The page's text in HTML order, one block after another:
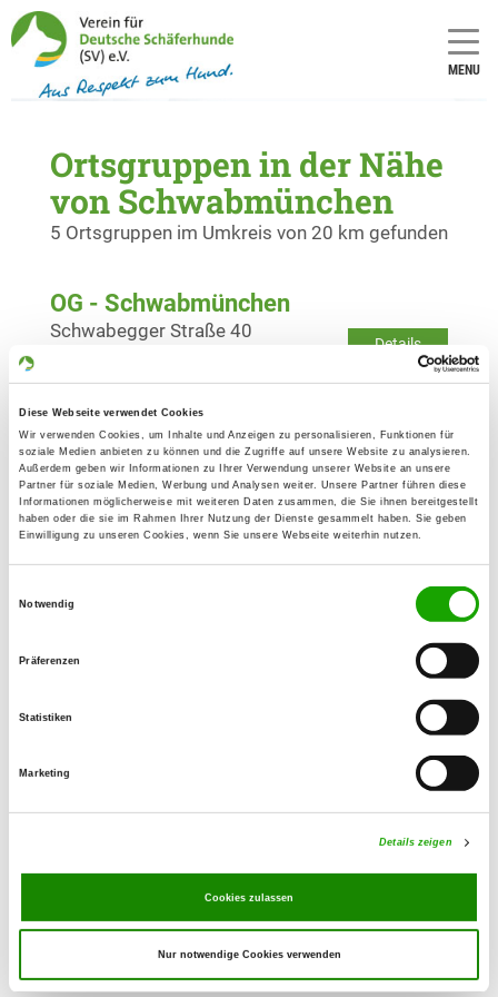
Diese Webseite verwendet Cookies
Wir verwenden Cookies, um Inhalte und Anzeigen zu personalisieren, Funktionen für
soziale Medien anbieten zu können und die Zugriffe auf unsere Website zu analysieren.
Außerdem geben wir Informationen zu Ihrer Verwendung unserer Website an unsere
Partner für soziale Medien, Werbung und Analysen weiter. Unsere Partner führen diese
Informationen möglicherweise mit weiteren Daten zusammen, die Sie ihnen bereitgestellt
haben oder die sie im Rahmen Ihrer Nutzung der Dienste gesammelt haben. Sie geben
Einwilligung zu unseren Cookies, wenn Sie unsere Webseite weiterhin nutzen.
Notwendig
Präferenzen
Statistiken
Marketing
Details zeigen
Cookies zulassen
Nur notwendige Cookies verwenden
MENU
Ortsgruppen in der Nähe
von Schwabmünchen
5 Ortsgruppen im Umkreis von 20 km gefunden
OG - Schwabmünchen
Details
Schwabegger Straße 40
Wertachau
OG - Buchloe und Umgebung e.V.
Details
Eschenlohstr. 19
86807 Buchloe
Details
Lechfeldgraben 1
OG - Kaufering e.V.
Details